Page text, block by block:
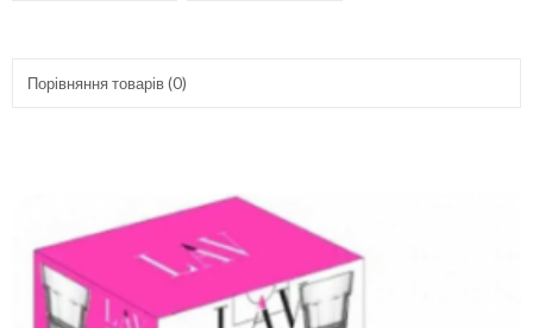
Порівняння товарів (0)